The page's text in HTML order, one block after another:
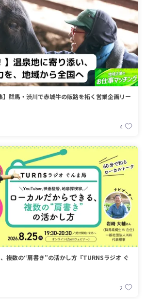
】群馬・渋川で赤城牛の販路を拓く営業企画リー
4
複数の“肩書き”の活かし方『TURNSラジオ ぐ
2